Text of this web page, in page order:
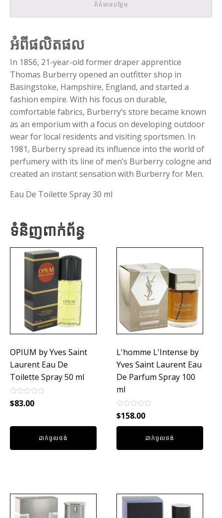
ព័ត៌មានបន្ថែម
អំពីផលិតផល
In 1856, 21-year-old former draper apprentice
Thomas Burberry opened an outfitter shop in
Basingstoke, Hampshire, England, and started a
fashion empire. With his focus on durable,
comfortable fabrics, Burberry’s store became known
as an emporium with a focus on developing outdoor
wear for local residents and visiting sportsmen. In
1981, Burberry spread its influence into the world of
perfumery with its line of men’s Burberry cologne and
created an instant sensation with Burberry for Men.
Eau De Toilette Spray 30 ml
ទំនិញពាក់ព័ន្ធ
OPIUM by Yves Saint
Laurent Eau De
Toilette Spray 50 ml
Rated
0
5
$83.00
ដាក់ចូលថង់
L'homme L'Intense by
Yves Saint Laurent Eau
De Parfum Spray 100
ml
Rated
0
out
$158.00
ដាក់ចូលថង់